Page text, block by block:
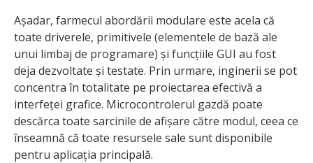
Așadar, farmecul abordării modulare este acela că
toate driverele, primitivele (elementele de bază ale
unui limbaj de programare) și funcțiile GUI au fost
deja dezvoltate și testate. Prin urmare, inginerii se pot
concentra în totalitate pe proiectarea efectivă a
interfeței grafice. Microcontrolerul gazdă poate
descărca toate sarcinile de afișare către modul, ceea ce
înseamnă că toate resursele sale sunt disponibile
pentru aplicația principală.